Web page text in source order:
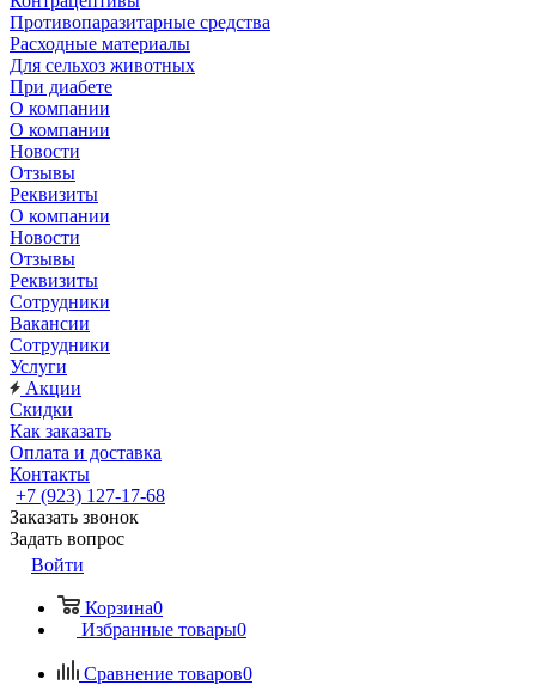
Противопаразитарные средства
Расходные материалы
Для сельхоз животных
При диабете
О компании
О компании
Новости
Отзывы
Реквизиты
О компании
Новости
Отзывы
Реквизиты
Сотрудники
Вакансии
Сотрудники
Услуги
Акции
Скидки
Как заказать
Оплата и доставка
Контакты
+7 (923) 127-17-68
Заказать звонок
Задать вопрос
Войти
Корзина0
Избранные товары0
Сравнение товаров0